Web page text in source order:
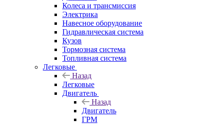
Колеса и трансмиссия
Электрика
Навесное оборудование
Гидравлическая система
Кузов
Тормозная система
Топливная система
Легковые
Назад
Легковые
Двигатель
Назад
Двигатель
ГРМ